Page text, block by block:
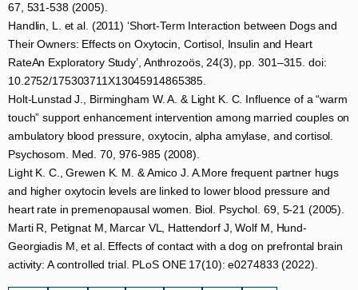
67, 531-538 (2005).​
Handlin, L. et al. (2011) ‘Short-Term Interaction between Dogs and
Their Owners: Effects on Oxytocin, Cortisol, Insulin and Heart
RateAn Exploratory Study’, Anthrozoös, 24(3), pp. 301–315. doi:
10.2752/175303711X13045914865385. ​
Holt-Lunstad J., Birmingham W. A. & Light K. C. Influence of a “warm
touch” support enhancement intervention among married couples on
ambulatory blood pressure, oxytocin, alpha amylase, and cortisol.
Psychosom. Med. 70, 976-985 (2008).​
Light K. C., Grewen K. M. & Amico J. A.More frequent partner hugs
and higher oxytocin levels are linked to lower blood pressure and
heart rate in premenopausal women. Biol. Psychol. 69, 5-21 (2005).​
Marti R, Petignat M, Marcar VL, Hattendorf J, Wolf M, Hund-
Georgiadis M, et al. Effects of contact with a dog on prefrontal brain
activity: A controlled trial. PLoS ONE 17(10): e0274833 (2022).